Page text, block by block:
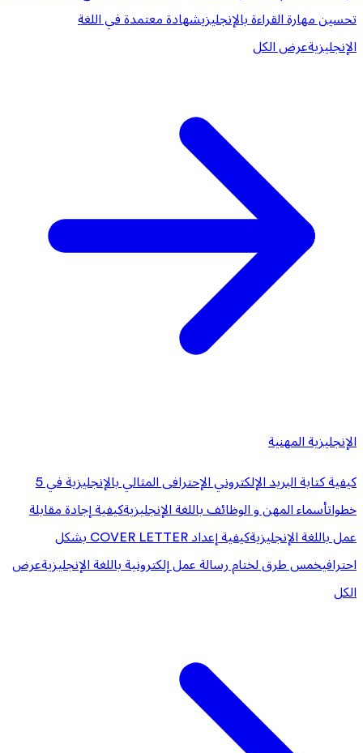
تحسين مهارة القراءة بالإنجليزيشهادة معتمدة في اللغة
الإنجليزيةعرض الكل
الإنجليزية المهنية
كيفية كتابة البريد الإلكتروني الإحترافى المثالي بالإنجليزية في 5
خطواتأسماء المهن و الوظائف باللغة الإنجليزيةكيفية إجادة مقابلة
عمل باللغة الإنجليزية
كيفية إعداد COVER LETTER بشكل
احترافيخمس طرق لختام رسالة عمل إلكترونية باللغة الإنجليزيةعرض
الكل